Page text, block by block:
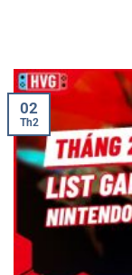
02
Th2